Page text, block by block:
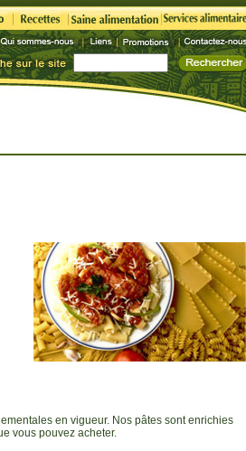
en vigueur. Nos pâtes sont enrichies
vous pouvez acheter.